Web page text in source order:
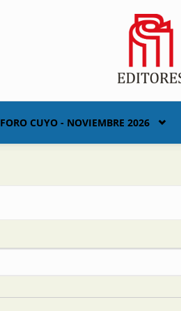
FORO CUYO - NOVIEMBRE 2026